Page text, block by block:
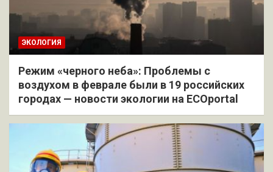
ЭКОЛОГИЯ
Режим «черного неба»: Проблемы с
воздухом в феврале были в 19 российских
городах — новости экологии на ECOportal